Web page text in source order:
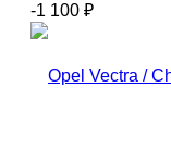
-1 100 ₽